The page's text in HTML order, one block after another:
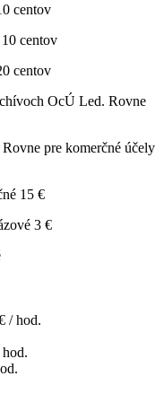
centov
centov
centov
OcÚ Led. Rovne
pre komerčné účely
15 €
3 €
/ hod.